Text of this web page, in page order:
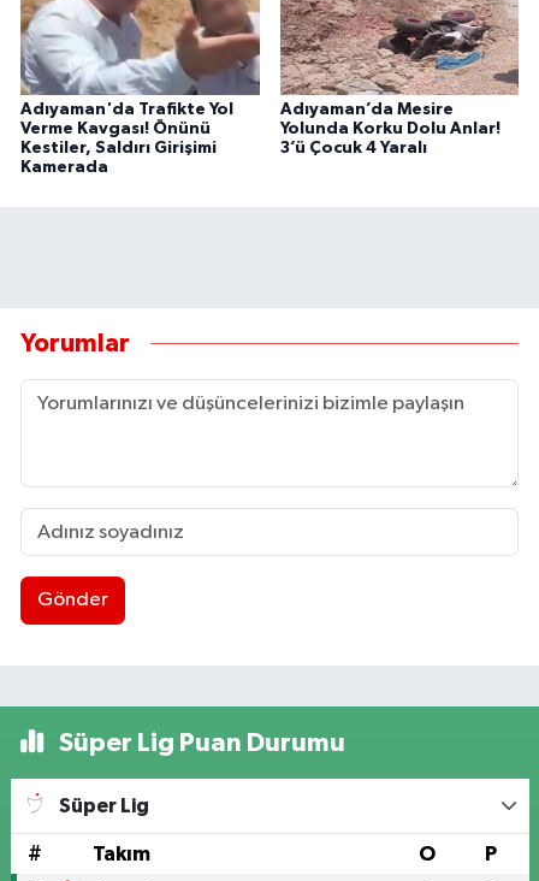
Adıyaman'da Trafikte Yol
Verme Kavgası! Önünü
Kestiler, Saldırı Girişimi
Kamerada
Adıyaman’da Mesire
Yolunda Korku Dolu Anlar!
3’ü Çocuk 4 Yaralı
Yorumlar
Gönder
Süper Lig Puan Durumu
Süper Lig
# Takım O P